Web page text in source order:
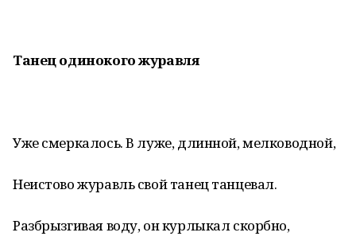
Танец одинокого журавля
Уже смеркалось. В луже, длинной, мелководной,
Неистово журавль свой танец танцевал.
Разбрызгивая воду, он курлыкал скорбно,